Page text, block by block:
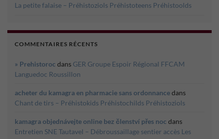
La petite falaise – Préhistoziols Préhistoteens Préhistoolds
COMMENTAIRES RÉCENTS
» Prehistoroc dans GER Groupe Espoir Régional FFCAM
Languedoc Roussillon
acheter du kamagra en pharmacie sans ordonnancedans
Chant de tirs – Préhistokids Préhistochilds Préhistoziols
kamagra objednávejte online bez členství přes noc dans
Entretien SNE Tautavel – Débroussaillage sentier accès Les